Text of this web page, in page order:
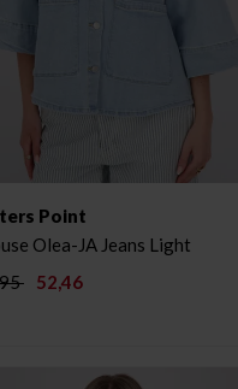
Point
Olea-JA Jeans Light
52,46